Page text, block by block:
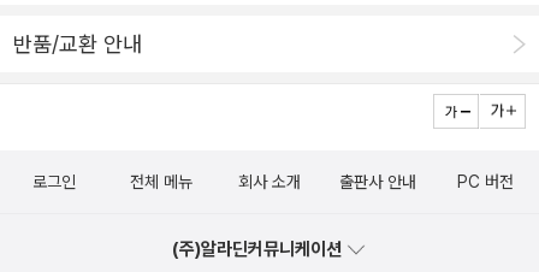
기 생각하니까 저도 기억이 잘 안나네요. (아직 그럴 나이는 아닌데...
로 좋지 않은데 그걸 부러워하는 사람도 있구나, 하는 그런 거였는데
같았구요. 열심히 산다는 것, 그렇지만 어렵지 않나요. 최고보다 최
어느 날 완결이 되고, 나중엔 세트로 나오는 것처럼, 하루 하루 보내고
면 < 안드로이드는 전기 양을 가지고 싶어하는가 ? > 가 더 정확할
것이다. 주인공 릭 데커드'가 가지고 싶어 하는 것은 가짜 전기 양'이
아닌 진짜 살아 있는 양'이다. 하지만 진짜 양은 너무 비싸다. 결국 살
양'을 가지기 위해서 현상금이 붙은 안드로이드'를 살해한다는 내용이
적이 놀랍다는 것이 아니라 진짜 미친 사람이라는 뜻이다. 그의 서사
끝까지 담담하고 철학적인문체로 표현해내는 점이 재미있었다. 이번
서울을 왔다 갔다 하며 작품활동을 했다는데, 솔직히 두 책이 어떻게
[화차] 완역본이라고? 분량이 추가
됐다고? 이전판 [화차]에는 빠진 분량이 있었단 말이지? 그럼 읽어봐
인간군상이 현실적이어서 좋다. 범죄자는 유난히 악한 개인이나 미친
요.빨리 2권이 나와 세트로 할인 이벤트 해주면 좋겠어요. 요즘 집에
편집은 딕 시리즈에 포함이 안되나보네요.^^'흘러라 내눈물'이 10권
인의 유빅을 읽었는데, 다시 추간되면서 좀 고급스러워졌네요.그래도
되었는데, 거이 2년쯤되니 12권이 한 전집세트로 나왔네요.^^한권씩
반품/교환 안내
로그인 전체 메뉴 회사 소개 출판사 안내 PC 버전
(주)알라딘커뮤니케이션